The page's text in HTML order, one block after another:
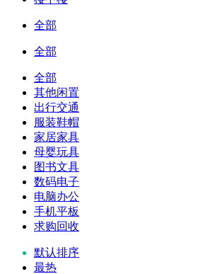
全部
全部
全部
其他闲置
出行交通
服装鞋帽
家居家具
母婴玩具
图书文具
数码电子
电脑办公
手机平板
求购回收
默认排序
最热